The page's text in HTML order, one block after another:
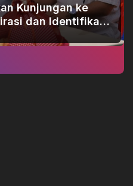
Kunjungan ke
dan Identifikasi